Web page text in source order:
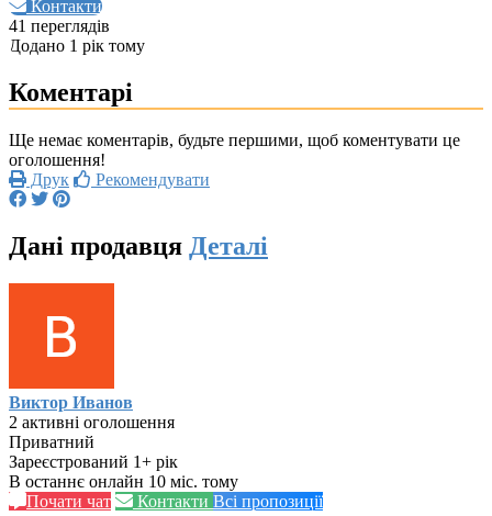
Контакти
41 переглядів
Додано 1 рік тому
Коментарі
Ще немає коментарів, будьте першими, щоб коментувати це
оголошення!
Друк
Рекомендувати
Дані продавця Деталі
Виктор Иванов
2 активні оголошення
Приватний
Зареєстрований 1+ рік
В останнє онлайн 10 міс. тому
Почати чат
Контакти Всі пропозиції